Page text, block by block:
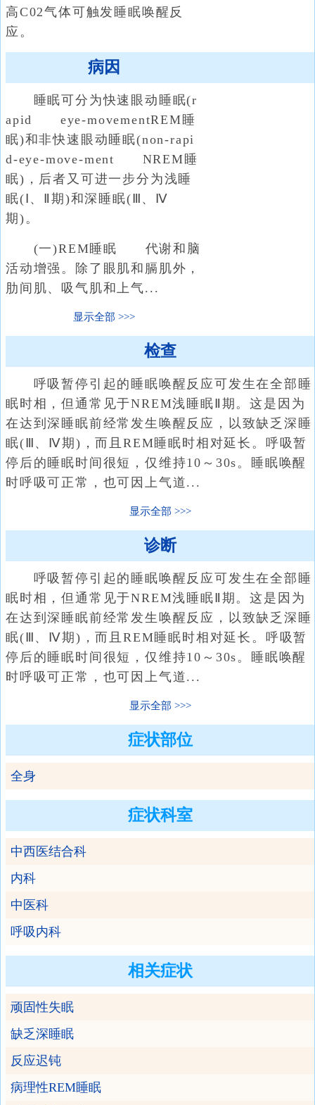
高C02气体可触发睡眠唤醒反
应。
病因
睡眠可分为快速眼动睡眠(r
apid eye-movementREM睡
眠)和非快速眼动睡眠(non-rapi
d-eye-move-ment NREM睡
眠)，后者又可进一步分为浅睡
眠(Ⅰ、Ⅱ期)和深睡眠(Ⅲ、Ⅳ
期)。
(一)REM睡眠 代谢和脑
活动增强。除了眼肌和膈肌外，
肋间肌、吸气肌和上气...
显示全部
检查
呼吸暂停引起的睡眠唤醒反应可发生在全部睡
眠时相，但通常见于NREM浅睡眠Ⅱ期。这是因为
在达到深睡眠前经常发生唤醒反应，以致缺乏深睡
眠(Ⅲ、Ⅳ期)，而且REM睡眠时相对延长。呼吸暂
停后的睡眠时间很短，仅维持10～30s。睡眠唤醒
时呼吸可正常，也可因上气道...
显示全部
诊断
呼吸暂停引起的睡眠唤醒反应可发生在全部睡
眠时相，但通常见于NREM浅睡眠Ⅱ期。这是因为
在达到深睡眠前经常发生唤醒反应，以致缺乏深睡
眠(Ⅲ、Ⅳ期)，而且REM睡眠时相对延长。呼吸暂
停后的睡眠时间很短，仅维持10～30s。睡眠唤醒
时呼吸可正常，也可因上气道...
显示全部
症状部位
全身
症状科室
中西医结合科
内科
中医科
呼吸内科
相关症状
顽固性失眠
缺乏深睡眠
反应迟钝
病理性REM睡眠